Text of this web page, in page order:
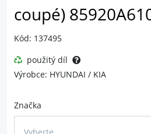
coupé)
Kód: 137495
použitý díl
Výrobce: HYUNDAI / KIA
Značka